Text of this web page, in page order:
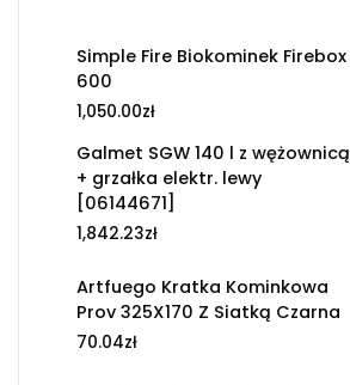
Simple Fire Biokominek Firebox
600
1,050.00zł
Galmet SGW 140 l z wężownicą
+ grzałka elektr. lewy
[06144671]
1,842.23zł
Artfuego Kratka Kominkowa
Prov 325X170 Z Siatką Czarna
70.04zł